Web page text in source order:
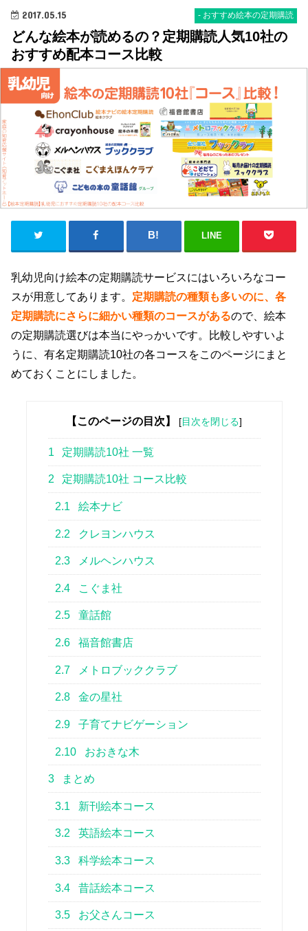
- おすすめ絵本の定期購読
2017.05.15
どんな絵本が読めるの？定期購読人気10社の
おすすめ配本コース比較
LINE
乳幼児向け絵本の定期購読サービスにはいろいろなコー
スが用意してあります。 定期購読の種類も多いのに、各
定期購読にさらに細かい種類のコースがあるので、絵本
の定期購読選びは本当にやっかいです。比較しやすいよ
うに、有名定期購読10社の各コースをこのページにまと
めておくことにしました。
【このページの目次】 [目次を閉じる]
1 定期購読10社 一覧
2 定期購読10社 コース比較
2.1 絵本ナビ
2.2 クレヨンハウス
2.3 メルヘンハウス
2.4 こぐま社
2.5 童話館
2.6 福音館書店
2.7 メトロブッククラブ
2.8 金の星社
2.9 子育てナビゲーション
2.10 おおきな木
3 まとめ
3.1 新刊絵本コース
3.2 英語絵本コース
3.3 科学絵本コース
3.4 昔話絵本コース
3.5 お父さんコース